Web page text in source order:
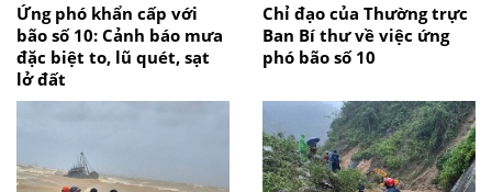
Ứng phó khẩn cấp với
bão số 10: Cảnh báo mưa
đặc biệt to, lũ quét, sạt
lở đất
Chỉ đạo của Thường trực
Ban Bí thư về việc ứng
phó bão số 10